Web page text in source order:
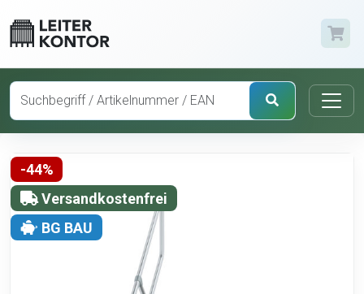
-44%
Versandkostenfrei
BG BAU